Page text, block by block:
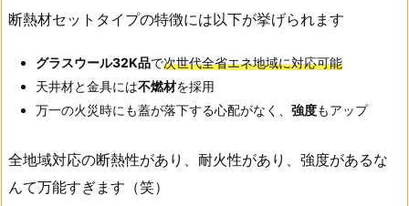
断熱材セットタイプの特徴には以下が挙げられます
グラスウール32K品で次世代全省エネ地域に対応可能
天井材と金具には不燃材を採用
万一の火災時にも蓋が落下する心配がなく、 強度もアップ
全地域対応の断熱性があり、耐火性があり、強度があるな
んて万能すぎます（笑）